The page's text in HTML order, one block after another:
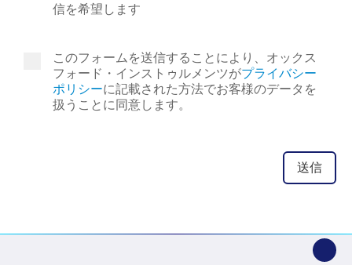
信を希望します
このフォームを送信することにより、オックス
フォード・インストゥルメンツがプライバシー
ポリシーに記載された方法でお客様のデータを
扱うことに同意します。